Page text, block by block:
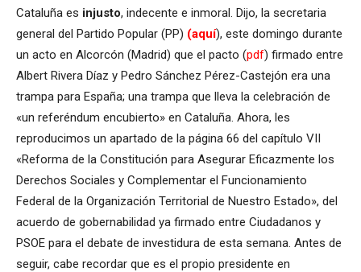
Cataluña es injusto, indecente e inmoral. Dijo, la secretaria
general del Partido Popular (PP) (aquí), este domingo durante
un acto en Alcorcón (Madrid) que el pacto (pdf) firmado entre
Albert Rivera Díaz y Pedro Sánchez Pérez-Castejón era una
trampa para España; una trampa que lleva la celebración de
«un referéndum encubierto» en Cataluña. Ahora, les
reproducimos un apartado de la página 66 del capítulo VII
«Reforma de la Constitución para Asegurar Eficazmente los
Derechos Sociales y Complementar el Funcionamiento
Federal de la Organización Territorial de Nuestro Estado», del
acuerdo de gobernabilidad ya firmado entre Ciudadanos y
PSOE para el debate de investidura de esta semana. Antes de
seguir, cabe recordar que es el propio presidente en